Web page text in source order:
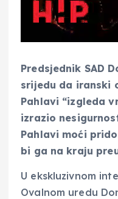
Predsjednik SAD
srijedu da iranski
Pahlavi “izgleda
izrazio
Pahlavi moći
bi ga na kraju
U ekskluzivnom
Ovalnom uredu